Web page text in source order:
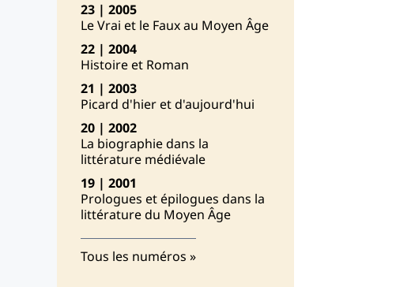
23 | 2005
Le Vrai et le Faux au Moyen Âge
22 | 2004
Histoire et Roman
21 | 2003
Picard d'hier et d'aujourd'hui
20 | 2002
La biographie dans la
littérature médiévale
19 | 2001
Prologues et épilogues dans la
littérature du Moyen Âge
Tous les numéros